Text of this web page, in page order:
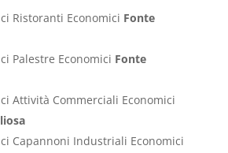
Ristoranti Economici Fonte
Palestre Economici Fonte
Attività Commerciali Economici
Capannoni Industriali Economici